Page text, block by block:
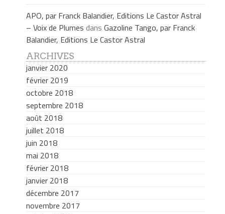
APO, par Franck Balandier, Editions Le Castor Astral
– Voix de Plumes dans Gazoline Tango, par Franck
Balandier, Editions Le Castor Astral
ARCHIVES
janvier 2020
février 2019
octobre 2018
septembre 2018
août 2018
juillet 2018
juin 2018
mai 2018
février 2018
janvier 2018
décembre 2017
novembre 2017